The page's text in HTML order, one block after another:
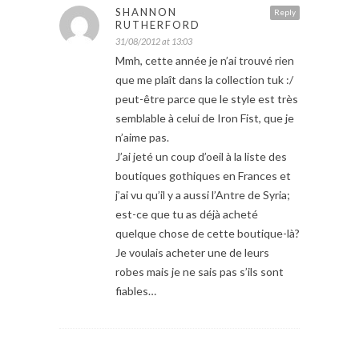
Reply
SHANNON
RUTHERFORD
31/08/2012 at 13:03
Mmh, cette année je n’ai trouvé rien
que me plaît dans la collection tuk :/
peut-être parce que le style est très
semblable à celui de Iron Fist, que je
n’aime pas.
J’ai jeté un coup d’oeil à la liste des
boutiques gothiques en Frances et
j’ai vu qu’il y a aussi l’Antre de Syria;
est-ce que tu as déjà acheté
quelque chose de cette boutique-là?
Je voulais acheter une de leurs
robes mais je ne sais pas s’ils sont
fiables…